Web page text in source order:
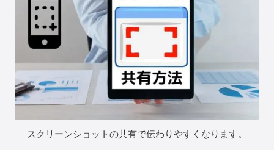
スクリーンショットの共有で伝わりやすくなります。